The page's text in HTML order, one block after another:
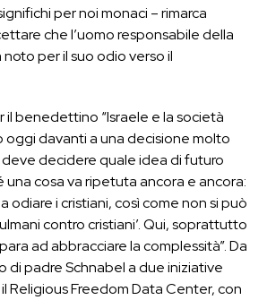
per noi monaci – rimarca
che l’uomo responsabile della
noto per il suo odio verso il
il benedettino “Israele e la società
oggi davanti a una decisione molto
decidere quale idea di futuro
una cosa va ripetuta ancora e ancora:
odiare i cristiani, così come non si può
contro cristiani’. Qui, soprattutto
ad abbracciare la complessità”. Da
di padre Schnabel a due iniziative
Religious Freedom Data Center, con